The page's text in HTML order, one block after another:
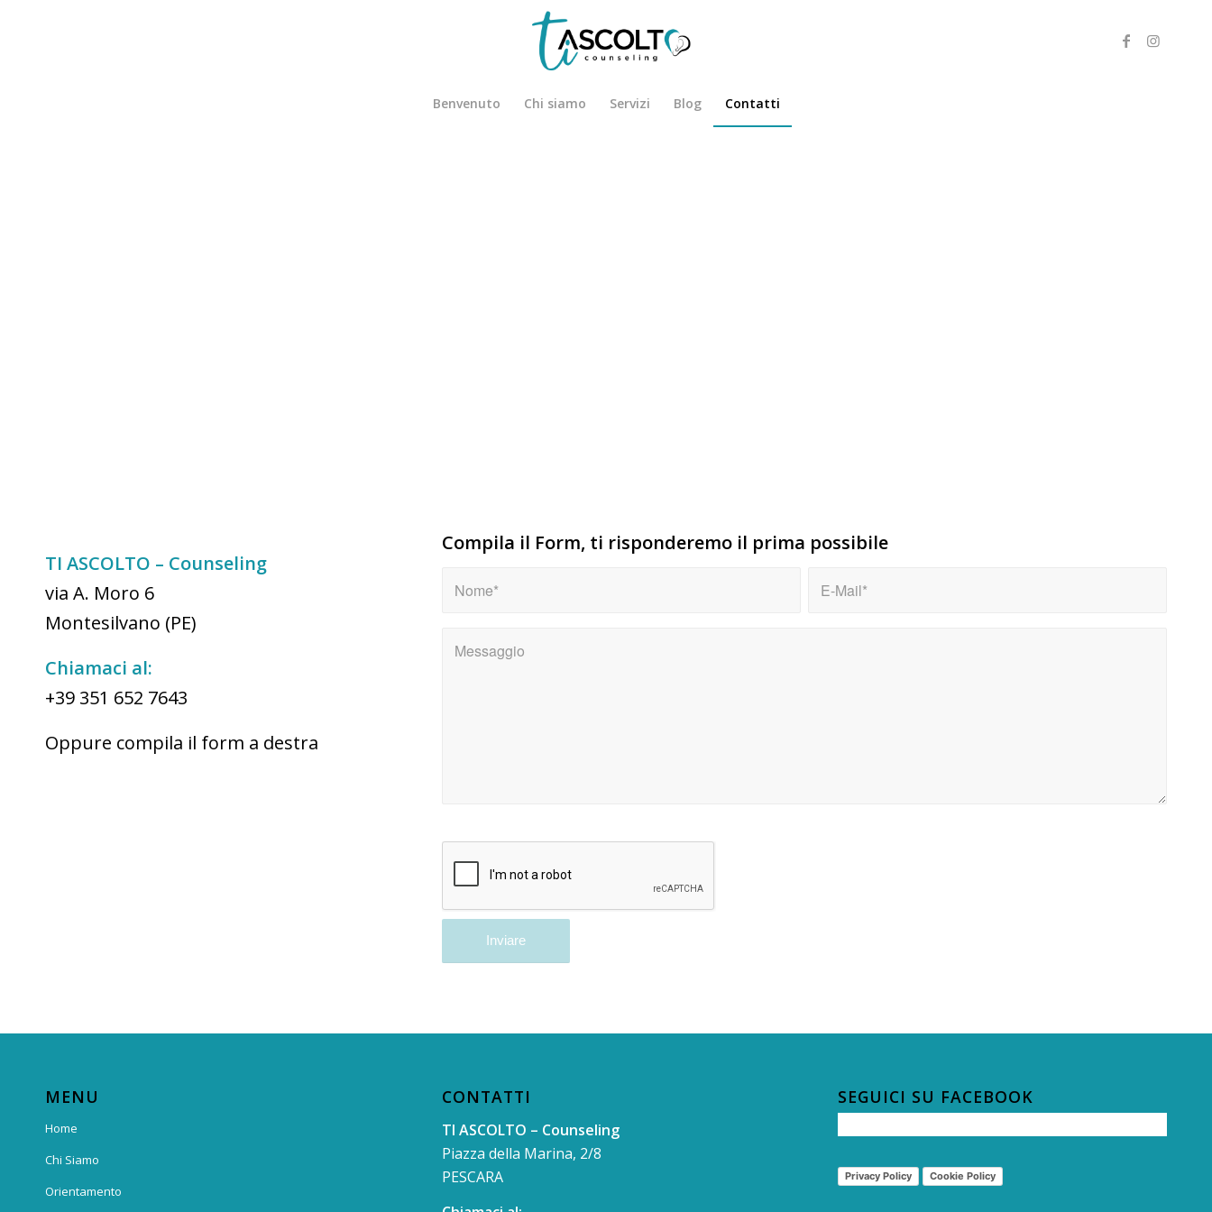
Benvenuto Chi siamo Servizi Blog Contatti
TI ASCOLTO – Counseling
via A. Moro 6
Montesilvano (PE)
Chiamaci al:
+39 351 652 7643
Oppure compila il form a destra
Compila il Form, ti risponderemo il prima possibile
MENU
Home
Chi Siamo
Orientamento
CONTATTI
TI ASCOLTO – Counseling
Piazza della Marina, 2/8
PESCARA
SEGUICI SU FACEBOOK
Privacy Policy Cookie Policy